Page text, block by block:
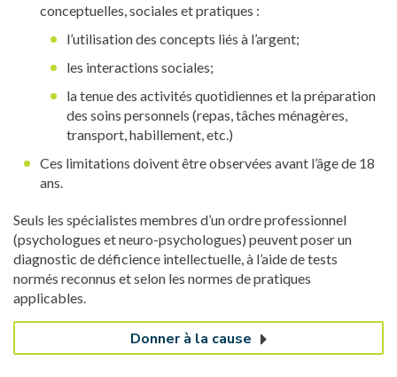
conceptuelles, sociales et pratiques :
l’utilisation des concepts liés à l’argent;
les interactions sociales;
la tenue des activités quotidiennes et la préparation
des soins personnels (repas, tâches ménagères,
transport, habillement, etc.)
Ces limitations doivent être observées avant l’âge de 18
ans.
Seuls les spécialistes membres d’un ordre professionnel
(psychologues et neuro-psychologues) peuvent poser un
diagnostic de déficience intellectuelle, à l’aide de tests
normés reconnus et selon les normes de pratiques
applicables.
Donner à la cause